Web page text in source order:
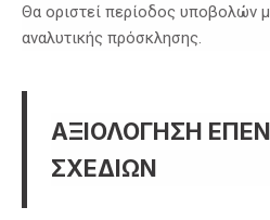
Θα οριστεί περίοδος υποβολών
αναλυτικής πρόσκλησης.
ΑΞΙΟΛΟΓΗΣΗ
ΣΧΕΔΙΩΝ